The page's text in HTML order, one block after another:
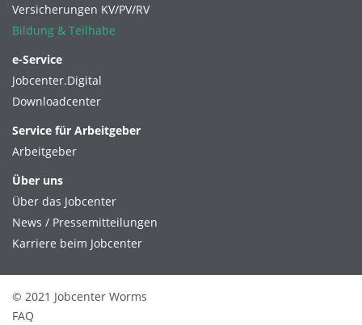
Versicherungen KV/PV/RV
Bildung & Teilhabe
e-Service
Jobcenter.Digital
Downloadcenter
Service für Arbeitgeber
Arbeitgeber
Über uns
Über das Jobcenter
News / Pressemitteilungen
Karriere beim Jobcenter
© 2021 Jobcenter Worms
FAQ